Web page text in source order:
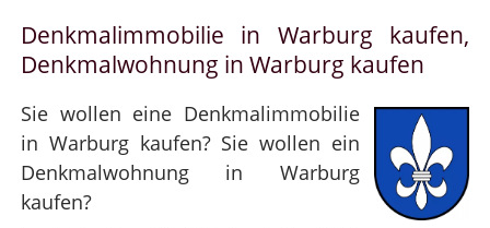
Denkmalimmobilie in Warburg kaufen,
Denkmalwohnung in Warburg kaufen
Sie wollen eine Denkmalimmobilie
in Warburg kaufen? Sie wollen ein
Denkmalwohnung in Warburg
kaufen?